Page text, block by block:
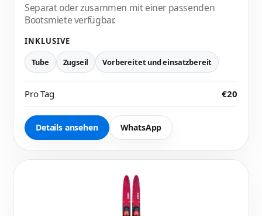
Separat oder zusammen mit einer passenden
Bootsmiete verfügbar.
INKLUSIVE
Tube
Zugseil Vorbereitet und einsatzbereit
Pro Tag €20
Details ansehen WhatsApp